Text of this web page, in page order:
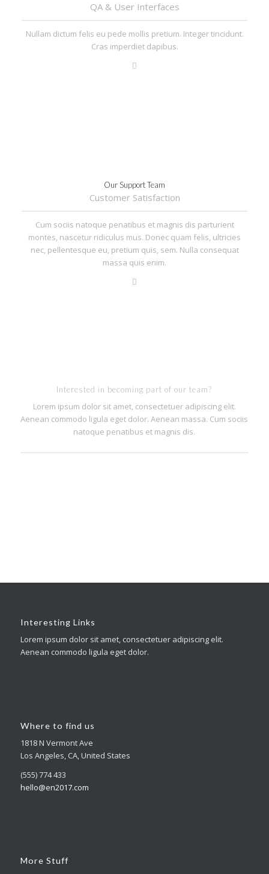
QA & User Interfaces
Nullam dictum felis eu pede mollis pretium. Integer tincidunt.
Cras imperdiet dapibus.
Our Support Team
Customer Satisfaction
Cum sociis natoque penatibus et magnis dis parturient
montes, nascetur ridiculus mus. Donec quam felis, ultricies
nec, pellentesque eu, pretium quis, sem. Nulla consequat
massa quis enim.
Interested in becoming part of our team?
Lorem ipsum dolor sit amet, consectetuer adipiscing elit.
Aenean commodo ligula eget dolor. Aenean massa. Cum sociis
natoque penatibus et magnis dis.
Interesting Links
Lorem ipsum dolor sit amet, consectetuer adipiscing elit.
Aenean commodo ligula eget dolor.
Where to find us
1818 N Vermont Ave
Los Angeles, CA, United States
(555) 774 433
hello@en2017.com
More Stuff